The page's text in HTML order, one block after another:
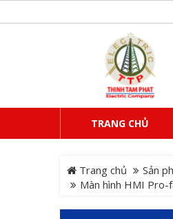
TRANG CHỦ
Trang chủ Sản
Màn hình HMI